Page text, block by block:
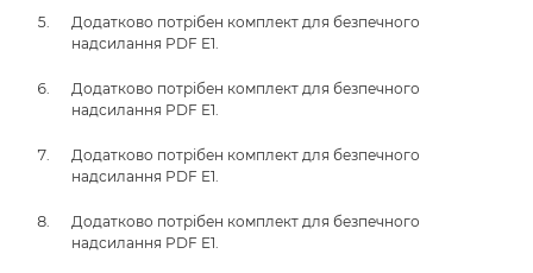
Додатково потрібен комплект для безпечного
надсилання PDF E1.
Додатково потрібен комплект для безпечного
надсилання PDF E1.
Додатково потрібен комплект для безпечного
надсилання PDF E1.
Додатково потрібен комплект для безпечного
надсилання PDF E1.